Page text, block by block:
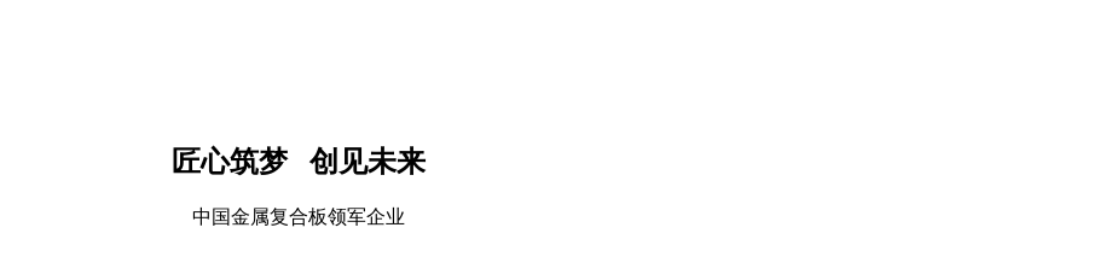
匠心筑梦 创见未来
中国金属复合板领军企业